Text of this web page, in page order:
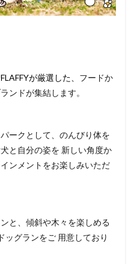
が厳選した、 フードか
ンドが集結します。
ークとして、のんびり体を
と自分の姿を 新しい角度か
ンメントをお楽しみいただ
と、傾斜や木々を楽しめる
ッグランをご 用意しており